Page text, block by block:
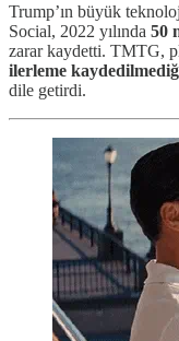
Trump’ın büyük
Social, 2022 yılında 50
zarar kaydetti. TMTG,
ilerleme
dile getirdi.